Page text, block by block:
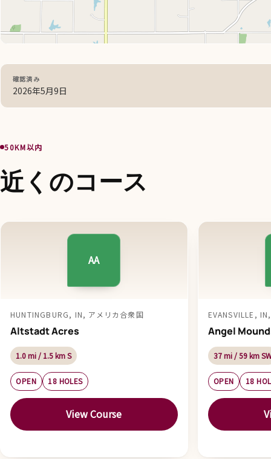
確認済み
2026年5月9日
50KM以内
近くのコース
AA
HUNTINGBURG, IN, アメリカ合衆国
Altstadt Acres
1.0 mi / 1.5 km S
OPEN 18 HOLES
View Course
EVANSVILLE,
Angel
37 mi / 59 km
OPEN 18